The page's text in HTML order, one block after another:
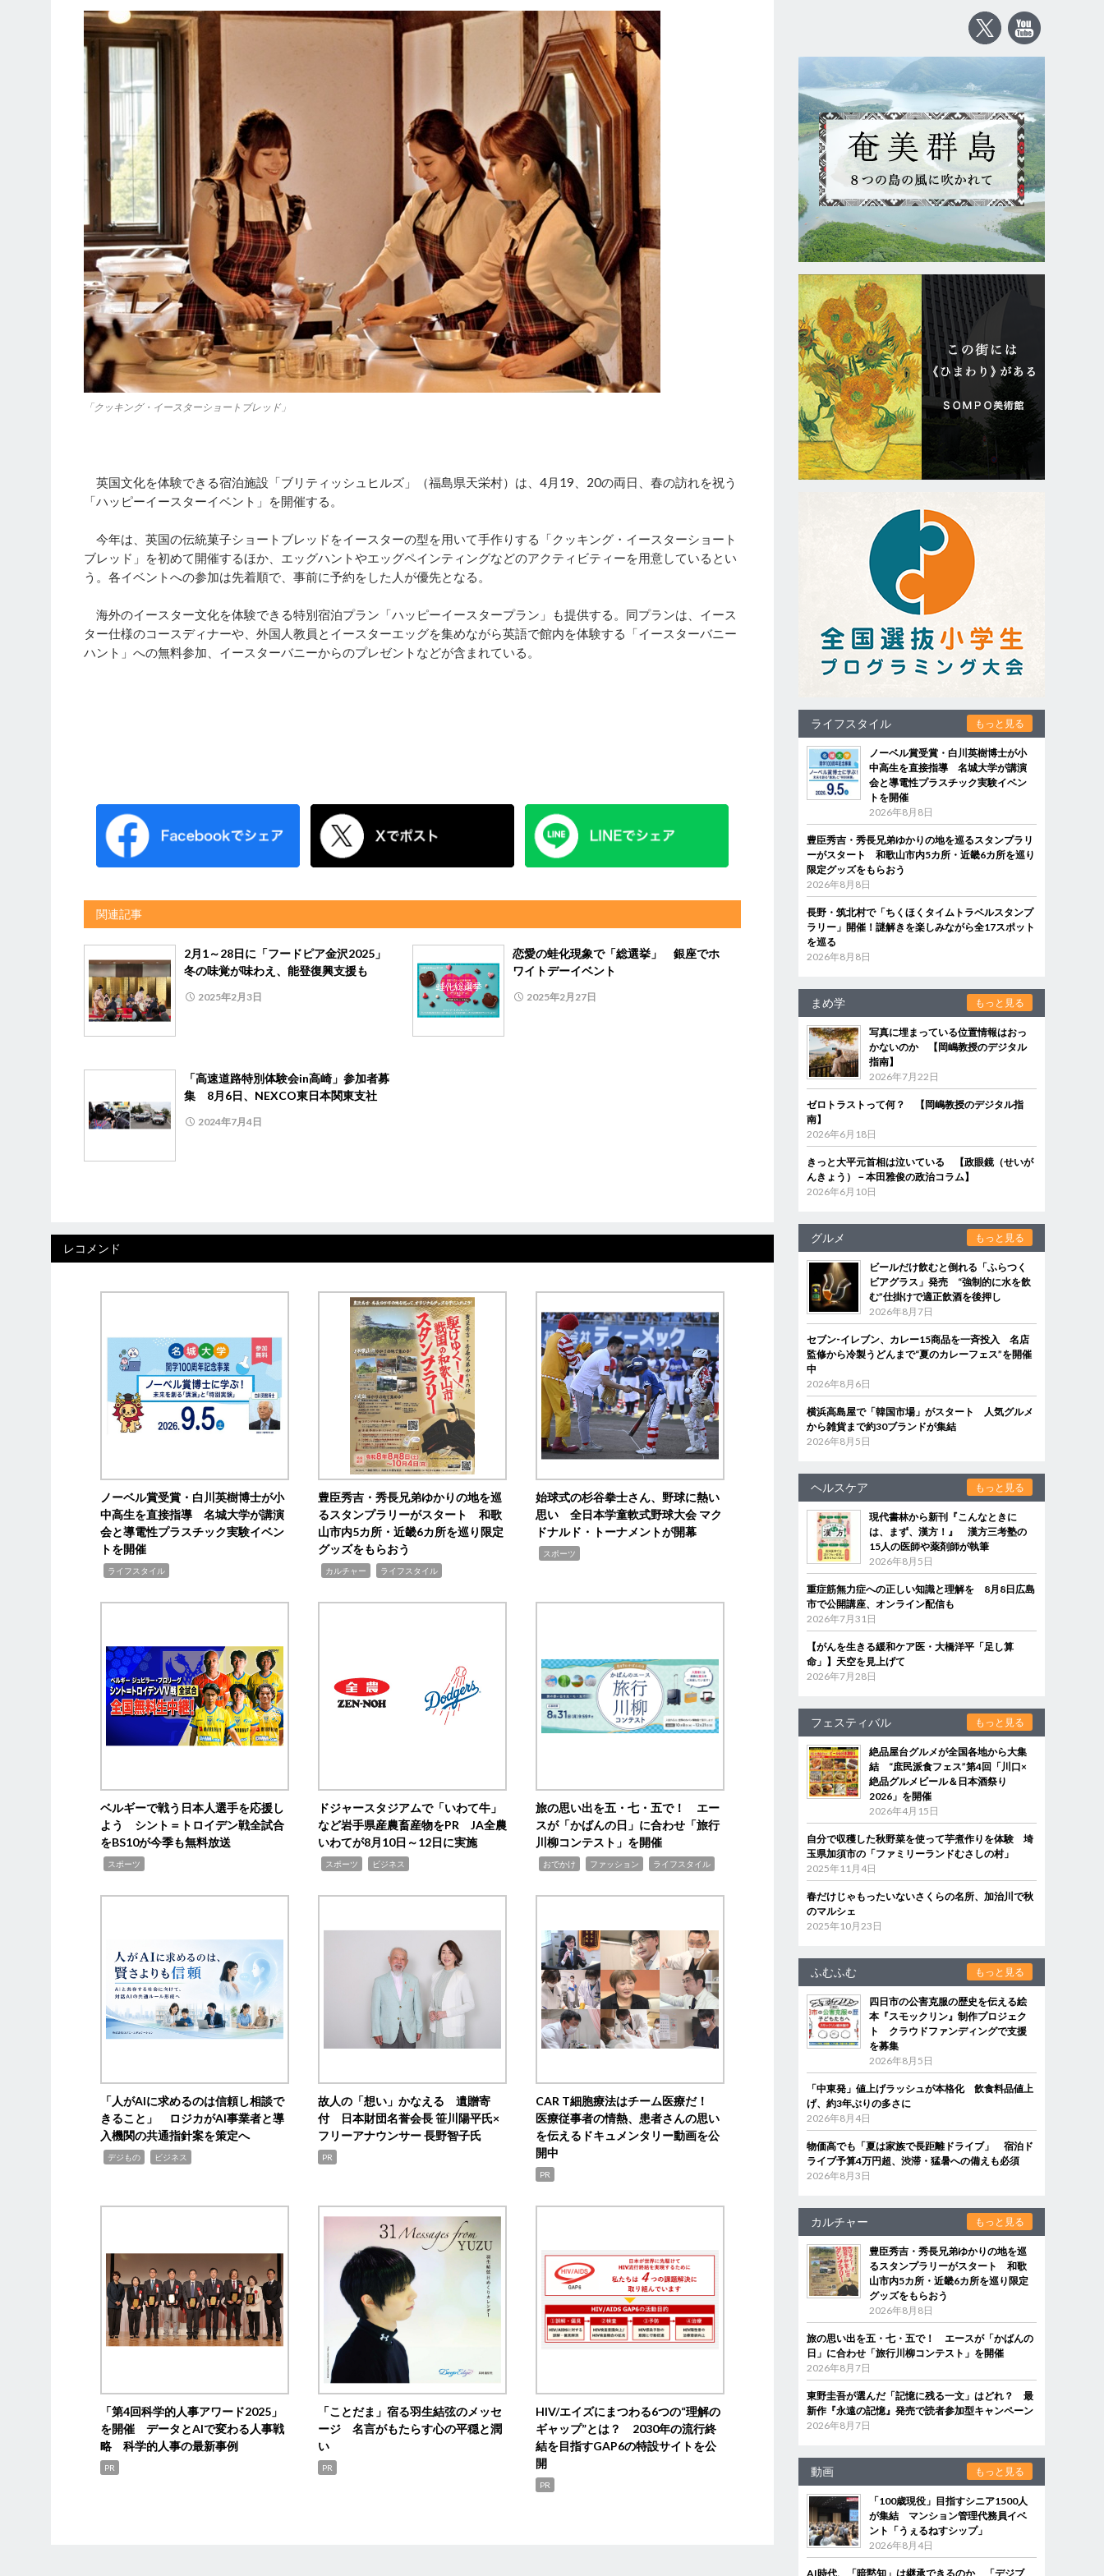
「クッキング・イースターショートブレッド」
英国文化を体験できる宿泊施設「ブリティッシュヒルズ」（福島県天栄村）は、4月19、20の両日、春の訪れを祝う
「ハッピーイースターイベント」を開催する。
今年は、英国の伝統菓子ショートブレッドをイースターの型を用いて手作りする「クッキング・イースターショート
ブレッド」を初めて開催するほか、エッグハントやエッグペインティングなどのアクティビティーを用意しているとい
う。各イベントへの参加は先着順で、事前に予約をした人が優先となる。
海外のイースター文化を体験できる特別宿泊プラン「ハッピーイースタープラン」も提供する。同プランは、イース
ター仕様のコースディナーや、外国人教員とイースターエッグを集めながら英語で館内を体験する「イースターバニー
ハント」への無料参加、イースターバニーからのプレゼントなどが含まれている。
関連記事
2月1～28日に「フードピア金沢2025」
冬の味覚が味わえ、能登復興支援も
2025年2月3日
恋愛の蛙化現象で「総選挙」 銀座でホ
ワイトデーイベント
2025年2月27日
「高速道路特別体験会in高崎」参加者募
集 8月6日、NEXCO東日本関東支社
2024年7月4日
レコメンド
ノーベル賞受賞・白川英樹博士が小
中高生を直接指導 名城大学が講演
会と導電性プラスチック実験イベン
トを開催
ライフスタイル
豊臣秀吉・秀長兄弟ゆかりの地を巡
るスタンプラリーがスタート 和歌
山市内5カ所・近畿6カ所を巡り限定
グッズをもらおう
カルチャー ライフスタイル
始球式の杉谷拳士さん、野球に熱い
思い 全日本学童軟式野球大会 マク
ドナルド・トーナメントが開幕
スポーツ
ベルギーで戦う日本人選手を応援し
よう シント＝トロイデン戦全試合
をBS10が今季も無料放送
スポーツ
ドジャースタジアムで「いわて牛」
など岩手県産農畜産物をPR JA全農
いわてが8月10日～12日に実施
スポーツ ビジネス
旅の思い出を五・七・五で！ エー
スが「かばんの日」に合わせ「旅行
川柳コンテスト」を開催
おでかけ ファッション ライフスタイル
「人がAIに求めるのは信頼し相談で
きること」 ロジカがAI事業者と導
入機関の共通指針案を策定へ
デジもの ビジネス
故人の「想い」かなえる 遺贈寄
付 日本財団名誉会長 笹川陽平氏×
フリーアナウンサー 長野智子氏
PR
CAR T細胞療法はチーム医療だ！
医療従事者の情熱、患者さんの思い
を伝えるドキュメンタリー動画を公
開中
PR
「第4回科学的人事アワード2025」
を開催 データとAIで変わる人事戦
略 科学的人事の最新事例
PR
「ことだま」宿る羽生結弦のメッセ
ージ 名言がもたらす心の平穏と潤
い
PR
HIV/エイズにまつわる6つの“理解の
ギャップ”とは？ 2030年の流行終
結を目指すGAP6の特設サイトを公
開
PR
ライフスタイル もっと見る
ノーベル賞受賞・白川英樹博士が小
中高生を直接指導 名城大学が講演
会と導電性プラスチック実験イベン
トを開催
2026年8月8日
豊臣秀吉・秀長兄弟ゆかりの地を巡るスタンプラリ
ーがスタート 和歌山市内5カ所・近畿6カ所を巡り
限定グッズをもらおう
2026年8月8日
長野・筑北村で「ちくほくタイムトラベルスタンプ
ラリー」開催！謎解きを楽しみながら全17スポット
を巡る
2026年8月8日
まめ学 もっと見る
写真に埋まっている位置情報はおっ
かないのか 【岡嶋教授のデジタル
指南】
2026年7月22日
ゼロトラストって何？ 【岡嶋教授のデジタル指
南】
2026年6月18日
きっと大平元首相は泣いている 【政眼鏡（せいが
んきょう）－本田雅俊の政治コラム】
2026年6月10日
グルメ もっと見る
ビールだけ飲むと倒れる「ふらつく
ビアグラス」発売 “強制的に水を飲
む”仕掛けで適正飲酒を後押し
2026年8月7日
セブン‐イレブン、カレー15商品を一斉投入 名店
監修から冷製うどんまで“夏のカレーフェス”を開催
中
2026年8月6日
横浜高島屋で「韓国市場」がスタート 人気グルメ
から雑貨まで約30ブランドが集結
2026年8月5日
ヘルスケア もっと見る
現代書林から新刊『こんなときに
は、まず、漢方！』 漢方三考塾の
15人の医師や薬剤師が執筆
2026年8月5日
重症筋無力症への正しい知識と理解を 8月8日広島
市で公開講座、オンライン配信も
2026年7月31日
【がんを生きる緩和ケア医・大橋洋平「足し算
命」】天空を見上げて
2026年7月28日
フェスティバル もっと見る
絶品屋台グルメが全国各地から大集
結 “庶民派食フェス”第4回「川口×
絶品グルメビール＆日本酒祭り
2026」を開催
2026年4月15日
自分で収穫した秋野菜を使って芋煮作りを体験 埼
玉県加須市の「ファミリーランドむさしの村」
2025年11月4日
春だけじゃもったいないさくらの名所、加治川で秋
のマルシェ
2025年10月23日
ふむふむ もっと見る
四日市の公害克服の歴史を伝える絵
本『スモックリン』制作プロジェク
ト クラウドファンディングで支援
を募集
2026年8月5日
「中東発」値上げラッシュが本格化 飲食料品値上
げ、約3年ぶりの多さに
2026年8月4日
物価高でも「夏は家族で長距離ドライブ」 宿泊ド
ライブ予算4万円超、渋滞・猛暑への備えも必須
2026年8月3日
カルチャー もっと見る
豊臣秀吉・秀長兄弟ゆかりの地を巡
るスタンプラリーがスタート 和歌
山市内5カ所・近畿6カ所を巡り限定
グッズをもらおう
2026年8月8日
旅の思い出を五・七・五で！ エースが「かばんの
日」に合わせ「旅行川柳コンテスト」を開催
2026年8月7日
東野圭吾が選んだ「記憶に残る一文」はどれ？ 最
新作『永遠の記憶』発売で読者参加型キャンペーン
2026年8月7日
動画 もっと見る
「100歳現役」目指すシニア1500人
が集結 マンション管理代務員イベ
ント「うぇるねすシップ」
2026年8月4日
AI時代、「暗黙知」は継承できるのか 「デジブ